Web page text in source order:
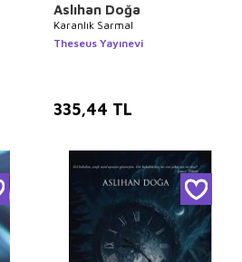
Aslıhan Doğa
Karanlık Sarmal
Theseus Yayınevi
335,44 TL